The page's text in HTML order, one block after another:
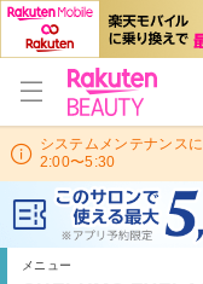
システムメンテナンス
2:00〜5:30
メニュー